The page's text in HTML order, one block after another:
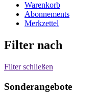
Warenkorb
Abonnements
Merkzettel
Filter nach
Filter schließen
Sonderangebote